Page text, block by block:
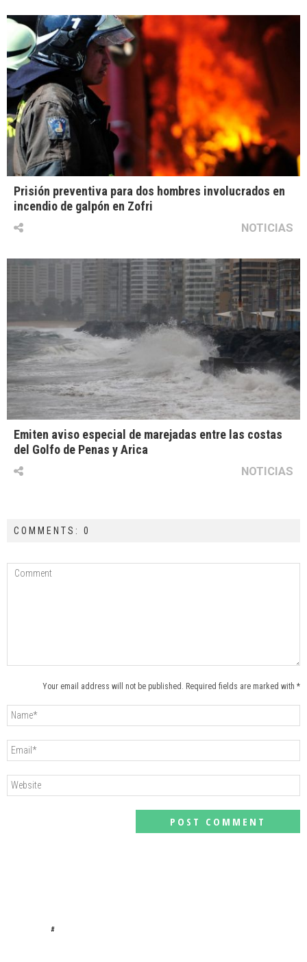
Prisión preventiva para dos hombres involucrados en
incendio de galpón en Zofri
NOTICIAS
Emiten aviso especial de marejadas entre las costas
del Golfo de Penas y Arica
NOTICIAS
COMMENTS: 0
Your email address will not be published. Required fields are marked with *
#